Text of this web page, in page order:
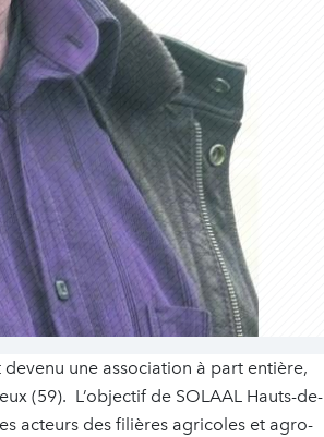
devenu une association à part entière,
(59). L’objectif de SOLAAL Hauts-de-
acteurs des filières agricoles et agro-